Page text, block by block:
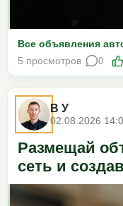
Все объявления
5 просмотров
0
В У
02.08.2026
Размещай
сеть и